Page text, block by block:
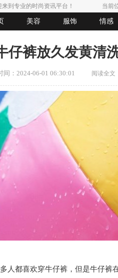
来到专业的时尚资讯平台！
美容 服饰 情感
当前
仔裤放久发黄清
间：2024-06-01 06:30:01 阅读全文
人都喜欢穿牛仔裤，但是牛仔裤